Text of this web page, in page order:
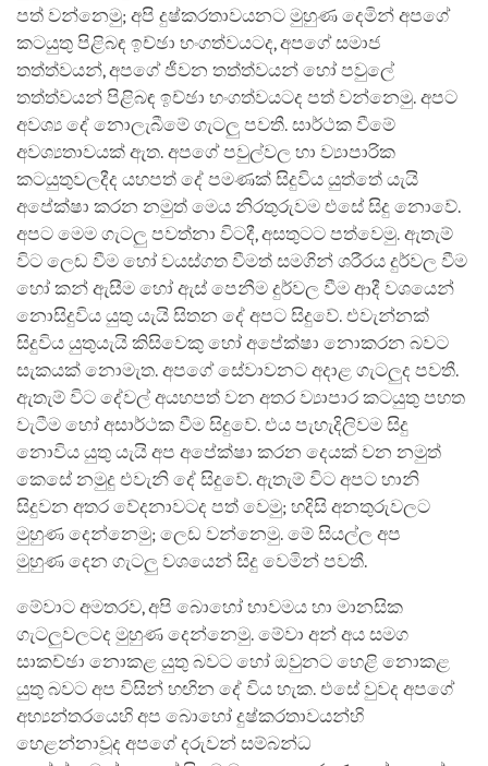
පත් වන්නෙමු; අපි දුෂ්කරතාවයනට මුහුණ දෙමින් අපගේ
කටයුතු පිළිබඳ ඉච්ඡා භංගත්වයටද, අපගේ සමාජ
තත්ත්වයන්, අපගේ ජීවන තත්ත්වයන් හෝ පවුලේ
තත්ත්වයන් පිළිබඳ ඉච්ඡා භංගත්වයටද පත් වන්නෙමු. අපට
අවශ්‍ය දේ නොලැබීමේ ගැටලු පවතී. සාර්ථක වීමේ
අවශ්‍යතාවයක් ඇත. අපගේ පවුල්වල හා ව්‍යාපාරික
කටයුතුවලදීද යහපත් දේ පමණක් සිදුවිය යුත්තේ යැයි
අපේක්ෂා කරන නමුත් මෙය නිරතුරුවම එසේ සිදු නොවේ.
අපට මෙම ගැටලු පවත්නා විටදී, අසතුටට පත්වෙමු. ඇතැම්
විට ලෙඩ වීම හෝ වයස්ගත වීමත් සමගින් ශරීරය දුර්වල වීම
හෝ කන් ඇසීම හෝ ඇස් පෙනීම දුර්වල වීම ආදී වශයෙන්
නොසිදුවිය යුතු යැයි සිතන දේ අපට සිදුවේ. එවැන්නක්
සිදුවිය යුතුයැයි කිසිවෙකු හෝ අපේක්ෂා නොකරන බවට
සැකයක් නොමැත. අපගේ සේවාවනට අදාළ ගැටලුද පවතී.
ඇතැම් විට දේවල් අයහපත් වන අතර ව්‍යාපාර කටයුතු පහත
වැටීම හෝ අසාර්ථක වීම සිදුවේ. එය පැහැදිලිවම සිදු
නොවිය යුතු යැයි අප අපේක්ෂා කරන දෙයක් වන නමුත්
කෙසේ නමුදු එවැනි දේ සිදුවේ. ඇතැම් විට අපට හානි
සිදුවන අතර වේදනාවටද පත් වෙමු; හදිසි අනතුරුවලට
මුහුණ දෙන්නෙමු; ලෙඩ වන්නෙමු. මේ සියල්ල අප
මුහුණ දෙන ගැටලු වශයෙන් සිදු වෙමින් පවතී.
මේවාට අමතරව, අපි බොහෝ භාවමය හා මානසික
ගැටලුවලටද මුහුණ දෙන්නෙමු. මේවා අන් අය සමග
සාකච්ඡා නොකළ යුතු බවට හෝ ඔවුනට හෙළි නොකළ
යුතු බවට අප විසින් හඟින දේ විය හැක. එසේ වුවද අපගේ
අභ්‍යන්තරයෙහි අප බොහෝ දුෂ්කරතාවයන්හි
හෙළන්නාවූද අපගේ දරුවන් සම්බන්ධ